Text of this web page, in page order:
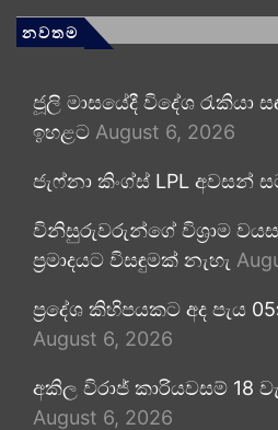
නවතම
ජූලි මාසයේදී විදේශ රැකියා
ඉහළට August 6, 2026
ජැෆ්නා කිංග්ස් LPL අවසන්
විනිසුරුවරුන්ගේ විශ්‍රාම
ප්‍රමාදයට විසඳුමක් නැහැ
ප්‍රදේශ කිහිපයකට අද පැය
August 6, 2026
අකිල විරාජ් කාරියවසම් 18
August 6, 2026